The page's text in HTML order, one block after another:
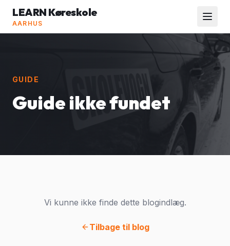
LEARN Køreskole
AARHUS
GUIDE
Guide ikke fundet
Vi kunne ikke finde dette blogindlæg.
Tilbage til blog